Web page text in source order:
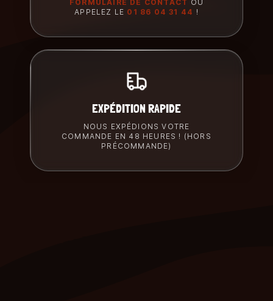
FORMULAIRE DE CONTACT OU
APPELEZ LE 01 86 04 31 44 !
EXPÉDITION RAPIDE
NOUS EXPÉDIONS VOTRE
COMMANDE EN 48 HEURES ! (HORS
PRÉCOMMANDE)